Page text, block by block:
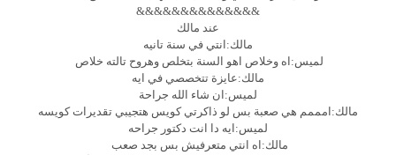
&&&&&&&&&&&&&&
عند مالك
مالك:انتي في سنة تانيه
لميس:اه وخلاص اهو السنة بتخلص وهروح تالته خلاص
مالك:عايزة تتخصصي في ايه
لميس:ان شاء الله جراحة
مالك:امممم هي صعبة بس لو ذاكرتي كويس هتجيبي تقديرات كويسه
لميس:ايه دا انت دكتور جراحه
مالك:اه انتي متعرفيش بس بجد صعب